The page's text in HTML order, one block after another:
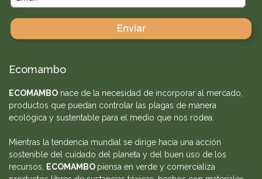
Ecomambo
ECOMAMBO nace de la necesidad de incorporar al mercado,
productos que puedan controlar las plagas de manera
ecológica y sustentable para el medio que nos rodea.
Mientras la tendencia mundial se dirige hacia una acción
sostenible del cuidado del planeta y del buen uso de los
recursos, ECOMAMBO piensa en verde y comercializa